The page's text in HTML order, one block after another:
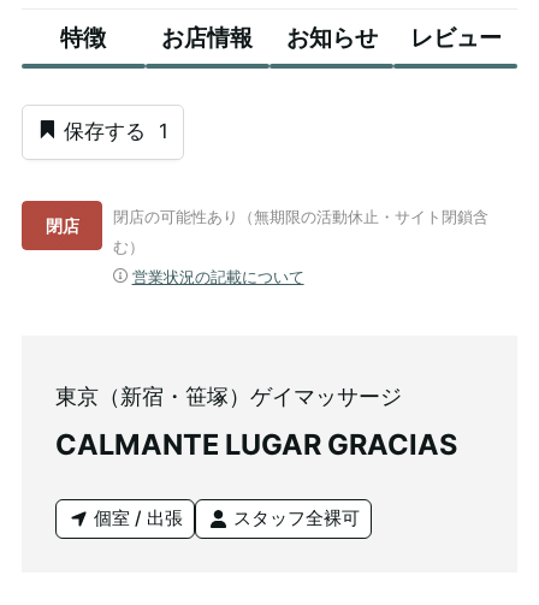
特徴 お店情報 お知らせ レビュー
保存する 1
閉店
閉店の可能性あり（無期限の活動休止・サイト閉鎖含
む）
営業状況の記載について
東京（新宿・笹塚）ゲイマッサージ
CALMANTE LUGAR GRACIAS
個室 / 出張 スタッフ全裸可